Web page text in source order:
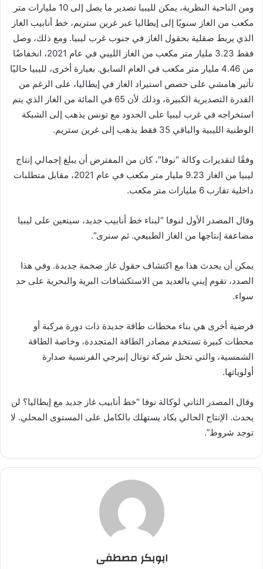
ومن الناحية النظرية، يمكن لليبيا تصدير ما يصل إلى 10 مليارات متر
مكعب من الغاز سنويًا إلى إيطاليا عبر غرين ستريم، خط أنابيب الغاز
الذي يربط صقلية بحقول الغاز في جنوب غرب ليبيا. ومع ذلك، وصل
فقط 3.23 مليار متر مكعب من الغاز الليبي في عام 2021، انخفاضًا
من 4.46 مليار متر مكعب في العام السابق. بعبارة أخرى، لليبيا حاليًا
تأثير هامشي على حصص استيراد الغاز في إيطاليا، على الرغم من
القدرة التصديرية الكبيرة، وذلك لأن 65 في المائة من الغاز الذي يتم
استخراجه في غرب ليبيا على الحدود مع تونس يذهب إلى الشبكة
الوطنية الليبية والباقي 35 فقط يذهب إلى غرين ستريم.
وفقًا لتقديرات وكالة “نوفا”، كان من المفترض أن يبلغ إجمالي إنتاج
ليبيا من الغاز 9.23 مليار متر مكعب في عام 2021، مقابل متطلبات
داخلية تقارب 6 مليارات متر مكعب.
وقال المصدر الأول لنوفا “لبناء خط أنابيب جديد، سيتعين على ليبيا
مضاعفة إنتاجها من الغاز الطبيعي. ثم سنرى”.
يمكن أن يحدث هذا مع اكتشاف حقول غاز ضخمة جديدة. وفي هذا
الصدد، تقوم إيني بالعديد من الاستكشافات البرية والبحرية على حد
سواء.
فرضية أخرى هي بناء محطات طاقة جديدة ذات دورة مركبة أو
محطات كبيرة تستخدم مصادر الطاقة المتجددة، وخاصة الطاقة
الشمسية، والتي تحتل شركة توتال إنيرجي الفرنسية صدارة
أولوياتها.
وقال المصدر الثاني لوكالة نوفا “خط أنابيب غاز جديد مع إيطاليا؟ لن
يحدث. الإنتاج الحالي يكاد يستهلك بالكامل على المستوى المحلي. لا
توجد شروط”.
ابوبكر مصطفى